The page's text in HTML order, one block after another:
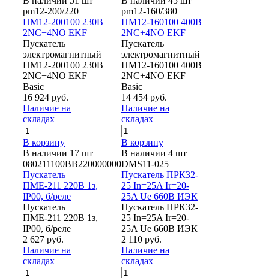
pm12-200/220
ПМ12-200100 230В
2NC+4NO EKF
Пускатель
электромагнитный
ПМ12-200100 230В
2NC+4NO EKF
Basic
16 924 руб.
Наличие на
складах
В корзину
pm12-160/380
ПМ12-160100 400В
2NC+4NO EKF
Пускатель
электромагнитный
ПМ12-160100 400В
2NC+4NO EKF
Basic
14 454 руб.
Наличие на
складах
В корзину
В наличии 17 шт
080211100ВВ220000000
Пускатель
ПМЕ-211 220В 1з,
IP00, б/реле
Пускатель
ПМЕ-211 220В 1з,
IP00, б/реле
2 627 руб.
Наличие на
складах
В наличии 4 шт
DMS11-025
Пускатель ПРК32-
25 In=25A Ir=20-
25A Ue 660В ИЭК
Пускатель ПРК32-
25 In=25A Ir=20-
25A Ue 660В ИЭК
2 110 руб.
Наличие на
складах